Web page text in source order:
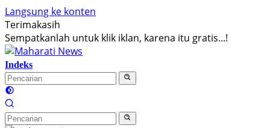
Langsung ke konten
Terimakasih
Sempatkanlah untuk klik iklan, karena itu gratis...!
Indeks